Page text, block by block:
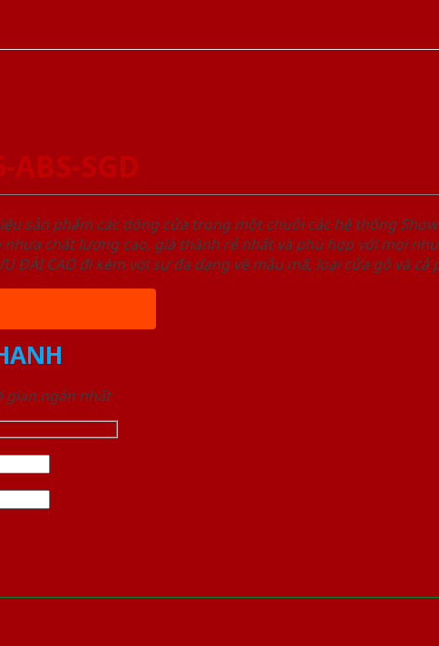
ABS-SGD
sản phẩm các dòng cửa trong một chuỗi các hệ thống
chất lượng cao, giá thành rẻ nhất và phù hợp với mọi
ĐÃI CAO đi kèm với sự đa dạng về mẫu mã, loại cửa gỗ và
gian ngắn nhất